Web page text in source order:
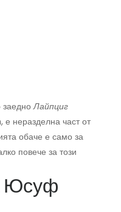
заедноЛайпциг
е неразделна част от
обаче е само за
повече за този
Юсуф